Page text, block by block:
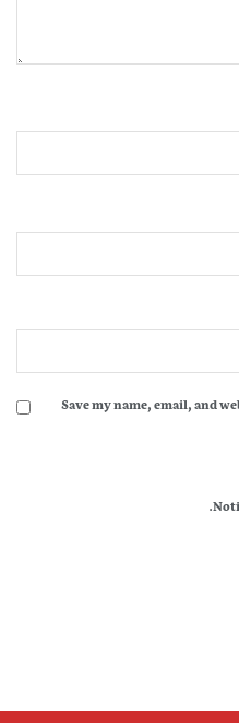
Save my name, email, and